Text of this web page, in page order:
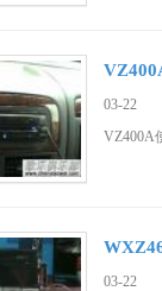
03-22
VZ400A
03-22